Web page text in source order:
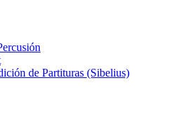
de Partituras (Sibelius)